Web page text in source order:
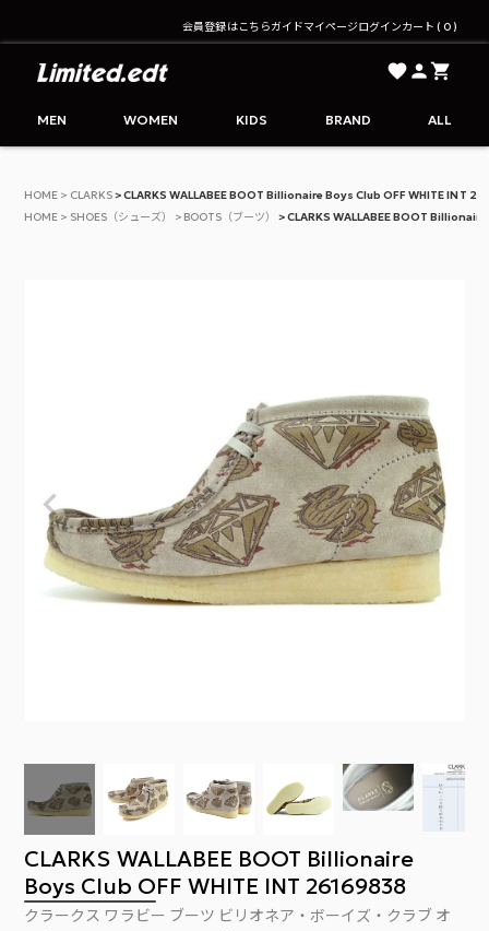
会員登録はこちらガイドマイページログインカート 0
Limited.edt - リミテッドエディション公式オンライ
MEN WOMEN KIDS BRAND ALL
HOME CLARKS
CLARKS WALLABEE BOOT Billionaire Boys Club OFF WHITE INT
HOME
SHOES（シューズ） BOOTS（ブーツ） CLARKS WALLABEE BOOT
クラークス ワラビー ブーツ ビリオネア・ボーイズ・クラブ オ
CLARKS WALLABEE BOOT Billionaire
Boys Club OFF WHITE INT 26169838